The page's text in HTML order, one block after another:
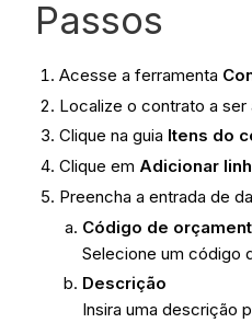
Passos
Acesse a ferramenta
Localize o contrato a ser
Clique na guia Itens do
Clique em Adicionar
Preencha a entrada de
Código de
Selecione um código
Descrição
Insira uma descrição